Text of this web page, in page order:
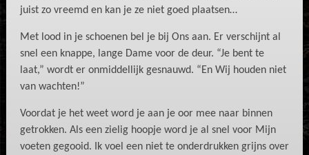
juist zo vreemd en kan je ze niet goed plaatsen…
Met lood in je schoenen bel je bij Ons aan. Er verschijnt al
snel een knappe, lange Dame voor de deur. “Je bent te
laat,” wordt er onmiddellijk gesnauwd. “En Wij houden niet
van wachten!”
Voordat je het weet word je aan je oor mee naar binnen
getrokken. Als een zielig hoopje word je al snel voor Mijn
voeten gegooid. Ik voel een niet te onderdrukken grijns over